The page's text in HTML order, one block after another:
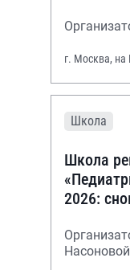
г. Москва,
Школа
Школа
2026:
Насоновой